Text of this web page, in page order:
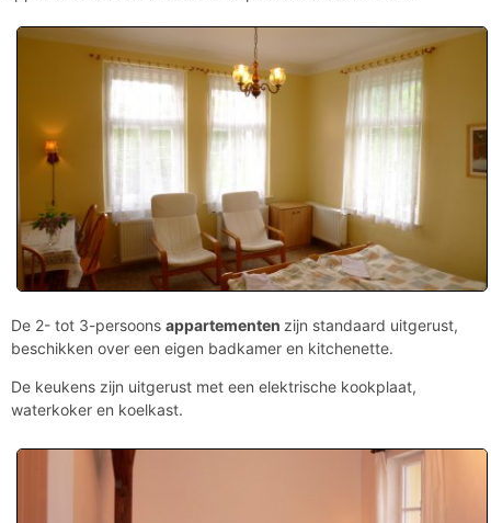
De 2- tot 3-persoons appartementen zijn standaard uitgerust,
beschikken over een eigen badkamer en kitchenette.
De keukens zijn uitgerust met een elektrische kookplaat,
waterkoker en koelkast.